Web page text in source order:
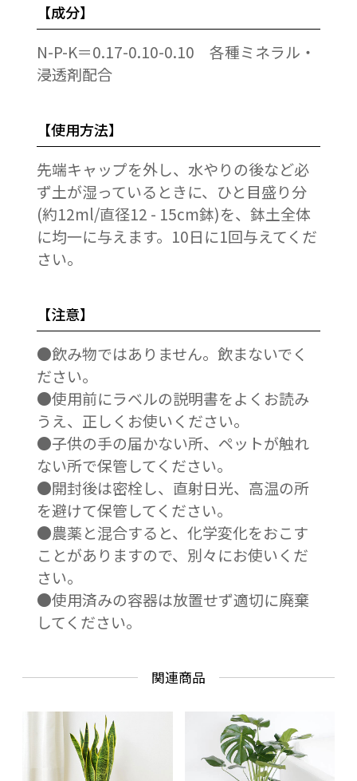
【成分】
N-P-K＝0.17-0.10-0.10 各種ミネラル・
浸透剤配合
【使用方法】
先端キャップを外し、水やりの後など必
ず土が湿っているときに、ひと目盛り分
(約12ml/直径12 - 15cm鉢)を、鉢土全体
に均一に与えます。10日に1回与えてくだ
さい。
【注意】
●飲み物ではありません。飲まないでく
ださい。
●使用前にラベルの説明書をよくお読み
うえ、正しくお使いください。
●子供の手の届かない所、ペットが触れ
ない所で保管してください。
●開封後は密栓し、直射日光、高温の所
を避けて保管してください。
●農薬と混合すると、化学変化をおこす
ことがありますので、別々にお使いくだ
さい。
●使用済みの容器は放置せず適切に廃棄
してください。
関連商品